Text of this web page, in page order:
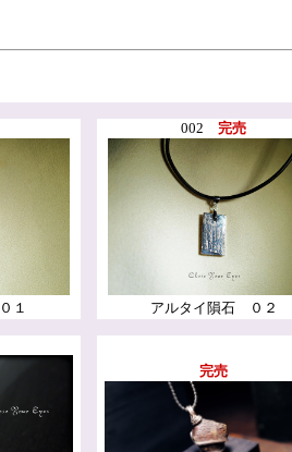
１
002 完売
アルタイ隕石 ０２
完売